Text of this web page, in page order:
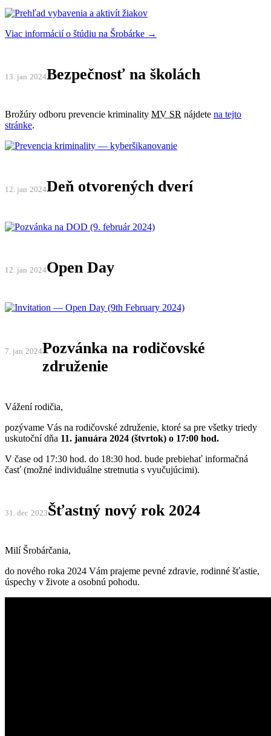
Viac informácií o štúdiu na Šrobárke →
13. jan 2024Bezpečnosť na školách
Brožúry odboru prevencie kriminality MV SR nájdete na tejto
stránke.
12. jan 2024Deň otvorených dverí
12. jan 2024Open Day
7. jan 2024Pozvánka na rodičovské
združenie
Vážení rodičia,
pozývame Vás na rodičovské združenie, ktoré sa pre všetky triedy
uskutoční dňa 11. januára 2024 (štvrtok) o 17:00 hod.
V čase od 17:30 hod. do 18:30 hod. bude prebiehať informačná
časť (možné individuálne stretnutia s vyučujúcimi).
31. dec 2023Šťastný nový rok 2024
Milí Šrobárčania,
do nového roka 2024 Vám prajeme pevné zdravie, rodinné šťastie,
úspechy v živote a osobnú pohodu.